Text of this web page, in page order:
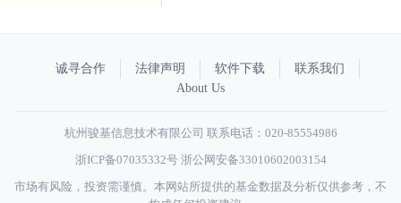
诚寻合作 法律声明 软件下载
联系我们
About Us
杭州骏基信息技术有限公司 联系电话：020-85554986
浙ICP备07035332号 浙公网安备33010602003154
市场有风险，投资需谨慎。本网站所提供的基金数据及分析仅供参考，不